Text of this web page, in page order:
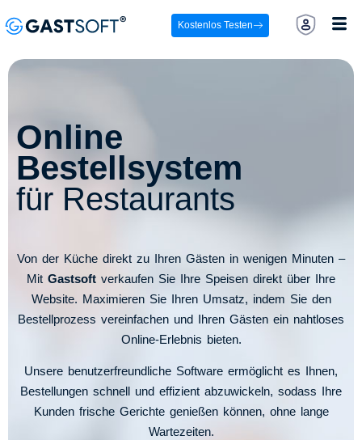
Kostenlos Testen
Online
Bestellsystem
für Restaurants​
Von der Küche direkt zu Ihren Gästen in wenigen Minuten –
Mit Gastsoft verkaufen Sie Ihre Speisen direkt über Ihre
Website. Maximieren Sie Ihren Umsatz, indem Sie den
Bestellprozess vereinfachen und Ihren Gästen ein nahtloses
Online-Erlebnis bieten.
Unsere benutzerfreundliche Software ermöglicht es Ihnen,
Bestellungen schnell und effizient abzuwickeln, sodass Ihre
Kunden frische Gerichte genießen können, ohne lange
Wartezeiten.